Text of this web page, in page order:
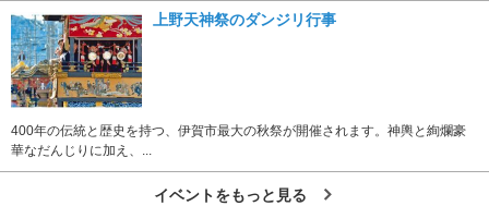
上野天神祭のダンジリ行事
400年の伝統と歴史を持つ、伊賀市最大の秋祭が開催されます。神輿と絢爛豪
華なだんじりに加え、...
イベントをもっと見る